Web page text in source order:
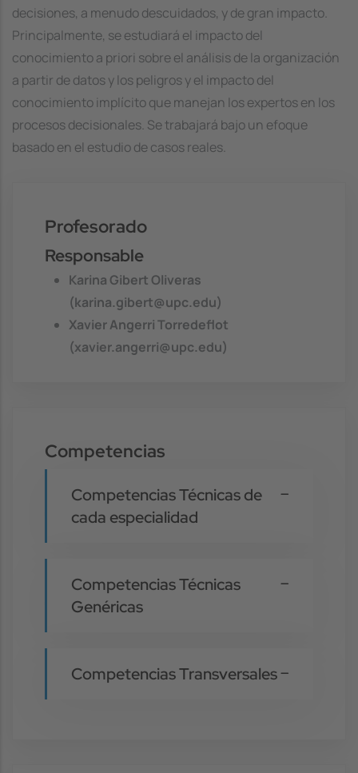
decisiones, a menudo descuidados, y de gran impacto.
Principalmente, se estudiará el impacto del
conocimiento a priori sobre el análisis de la organización
a partir de datos y los peligros y el impacto del
conocimiento implícito que manejan los expertos en los
procesos decisionales. Se trabajará bajo un efoque
basado en el estudio de casos reales.
Profesorado
Responsable
Karina Gibert Oliveras
(karina.gibert@upc.edu)
Xavier Angerri Torredeflot
(xavier.angerri@upc.edu)
Competencias
Competencias Técnicas de
cada especialidad
Competencias Técnicas
Genéricas
Competencias Transversales